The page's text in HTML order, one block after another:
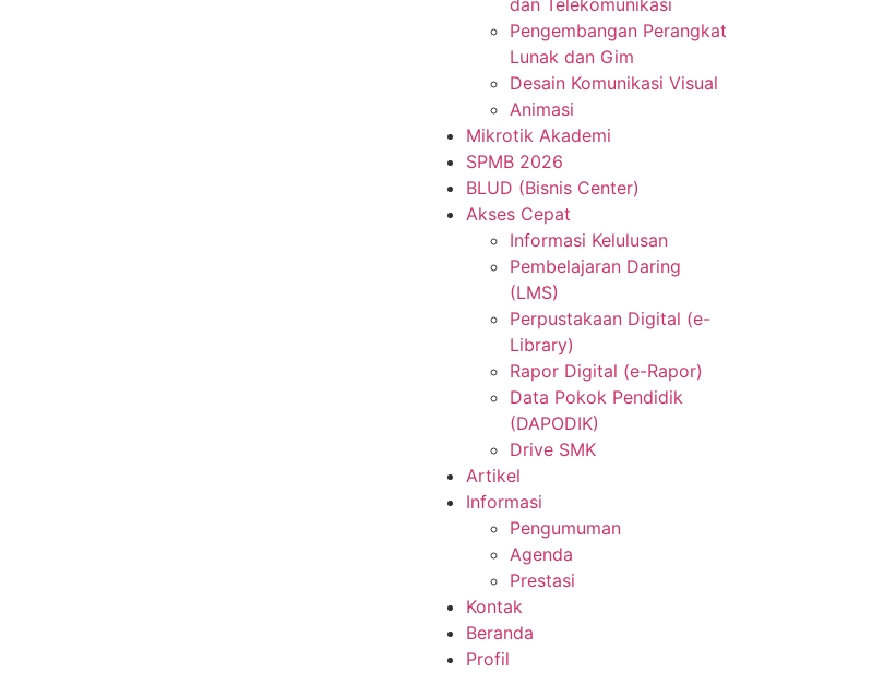
dan Telekomunikasi
Pengembangan Perangkat
Lunak dan Gim
Desain Komunikasi Visual
Animasi
Mikrotik Akademi
SPMB 2026
BLUD (Bisnis Center)
Akses Cepat
Informasi Kelulusan
Pembelajaran Daring
(LMS)
Perpustakaan Digital (e-
Library)
Rapor Digital (e-Rapor)
Data Pokok Pendidik
(DAPODIK)
Drive SMK
Artikel
Informasi
Pengumuman
Agenda
Prestasi
Kontak
Beranda
Profil